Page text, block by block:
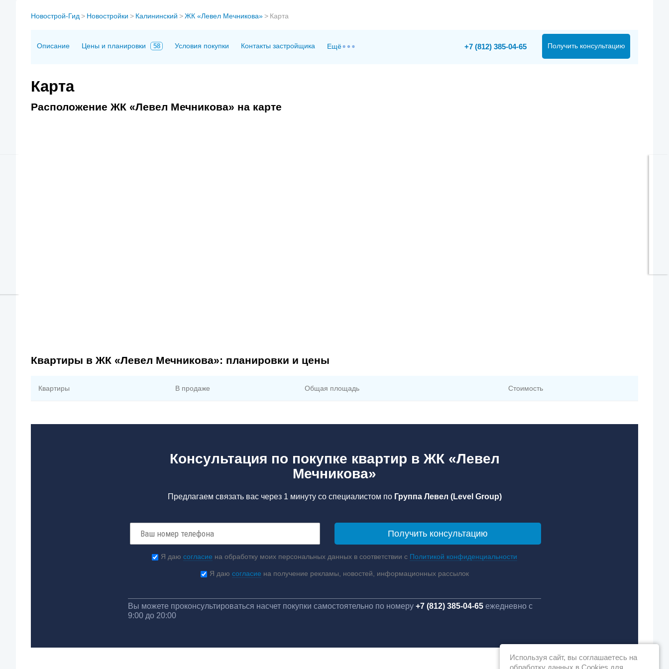
Новострой-Гид > Новостройки > Калининский >ЖК «Левел Мечникова»> Карта
Описание Цены и планировки 58 Условия покупки Контакты застройщика Ещё Получить консультацию
+7 (812) 385-04-65
Карта
Расположение ЖК «Левел Мечникова» на карте
Квартиры в ЖК «Левел Мечникова»: планировки и цены
Квартиры В продаже Общая площадь Стоимость
Консультация по покупке квартир в ЖК «Левел
Мечникова»
Предлагаем связать вас через 1 минуту со специалистом по Группа Левел (Level Group)
Я даю согласие на обработку моих персональных данных в соответствии с Политикой конфиденциальности
Я даю согласие на получение рекламы, новостей, информационных рассылок
Вы можете проконсультироваться насчет покупки самостоятельно по номеру+7 (812) 385-04-65 ежедневно с
9:00 до 20:00
Используя сайт, вы соглашаетесь на
обработку данных в Cookies для